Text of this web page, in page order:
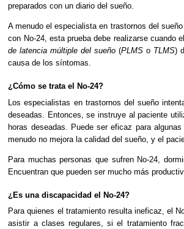
preparados con un diario del sueño.
A menudo el especialista en trastornos del
con No-24, esta prueba debe realizarse cuando
de latencia múltiple del sueño(PLMSo TLMS)
causa de los síntomas.
¿Cómo se trata el No-24?
Los especialistas en trastornos del sueño
deseadas. Entonces, se instruye al paciente
horas deseadas. Puede ser eficaz para
menudo no mejora la calidad del sueño, y el
Para muchas personas que sufren No-24,
Encuentran que pueden ser mucho más
¿Es una discapacidad el No-24?
Para quienes el tratamiento resulta ineficaz, el
asistir a clases regulares, si el tratamiento